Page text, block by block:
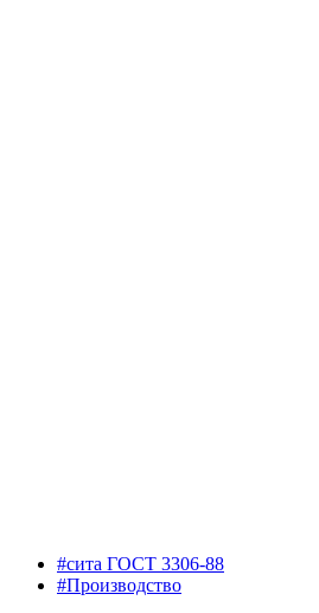
#сита ГОСТ 3306-88
#Производство